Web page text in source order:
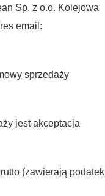
Sp. z o.o. Kolejowa
email:
sprzedaży
jest akceptacja
(zawierają podatek